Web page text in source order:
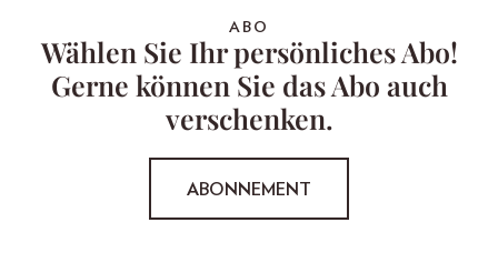
ABO
Wählen Sie Ihr persönliches Abo!
Gerne können Sie das Abo auch
verschenken.
ABONNEMENT